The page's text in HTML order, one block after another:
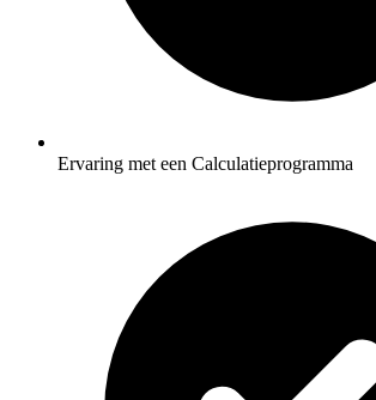
Ervaring met een Calculatieprogramma